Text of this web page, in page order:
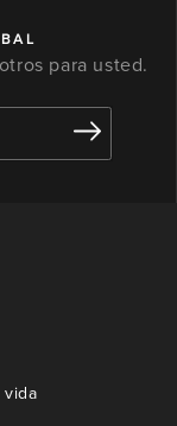
para usted.